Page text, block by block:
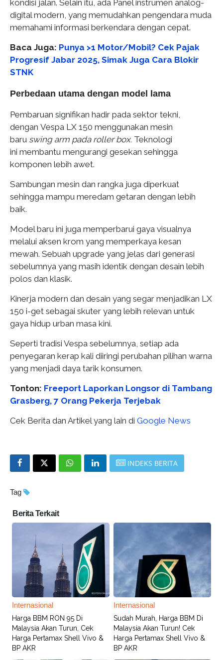
kondisi jalan. Selain itu, ada Panel instrumen analog-
digital modern, yang memudahkan pengendara muda
memahami informasi berkendara dengan cepat.
Baca Juga: Punya >1 Motor/Mobil? Cek Pajak
Progresif Jabar 2025, Simak Juga Cara Blokir
STNK
Perbedaan utama dengan model lama
Pembaruan signifikan hadir pada sektor tekni,
dengan Vespa LX 150 menggunakan mesin
baru swing arm pada roller box. Teknologi
ini membantu mengurangi gesekan sehingga
komponen lebih awet.
Sambungan mesin dan rangka juga diperkuat
sehingga mampu meredam getaran dengan lebih
baik.
Model baru ini juga memperbarui gaya visualnya
melalui aksen krom yang memperkaya kesan
mewah. Sebuah upgrade yang jelas dari generasi
sebelumnya yang masih identik dengan desain lebih
polos dan klasik.
Kinerja modern dan desain yang segar menjadikan LX
150 i-get sebagai skuter yang lebih relevan untuk
gaya hidup urban masa kini.
Seperti tradisi Vespa sebelumnya, setiap ada
penyegaran kerap kali diiringi perubahan pilihan warna
yang menjadi daya tarik konsumen.
Tonton: Freeport Laporkan Longsor di Tambang
Grasberg, 7 Orang Pekerja Terjebak
Cek Berita dan Artikel yang lain di Google News
INDEKS BERITA
Tag
Berita Terkait
Internasional
Harga BBM RON 95 Di
Malaysia Akan Turun, Cek
Harga Pertamax Shell Vivo &
BP AKR
Internasional
Sudah Murah, Harga BBM Di
Malaysia Akan Turun! Cek
Harga Pertamax Shell Vivo &
BP AKR